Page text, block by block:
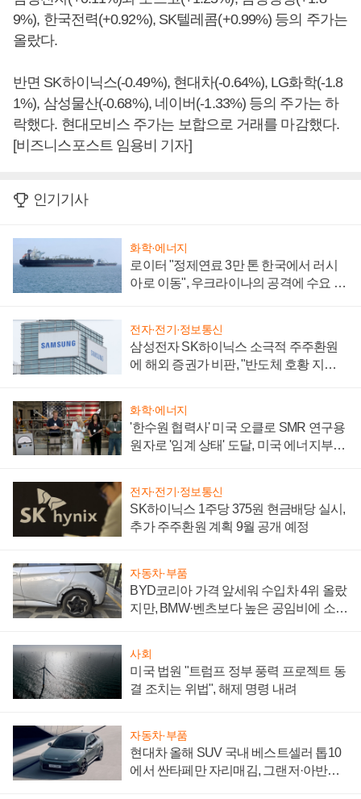
9%), 한국전력(+0.92%), SK텔레콤(+0.99%) 등의 주가는
올랐다.
반면 SK하이닉스(-0.49%), 현대차(-0.64%), LG화학(-1.8
1%), 삼성물산(-0.68%), 네이버(-1.33%) 등의 주가는 하
락했다. 현대모비스 주가는 보합으로 거래를 마감했다.
[비즈니스포스트 임용비 기자]
인기기사
화학·에너지
로이터 "정제연료 3만 톤 한국에서 러시
아로 이동", 우크라이나의 공격에 수요 늘
전자·전기·정보통신
삼성전자 SK하이닉스 소극적 주주환원
에 해외 증권가 비판, "반도체 호황 지속
화학·에너지
'한수원 협력사' 미국 오클로 SMR 연구용
원자로 '임계 상태' 도달, 미국 에너지부
전자·전기·정보통신
SK하이닉스 1주당 375원 현금배당 실시,
추가 주주환원 계획 9월 공개 예정
자동차·부품
BYD코리아 가격 앞세워 수입차 4위 올랐
지만, BMW·벤츠보다 높은 공임비에 소비
사회
미국 법원 "트럼프 정부 풍력 프로젝트 동
결 조치는 위법", 해제 명령 내려
자동차·부품
현대차 올해 SUV 국내 베스트셀러 톱10
에서 싼타페만 자리매김, 그랜저·아반떼